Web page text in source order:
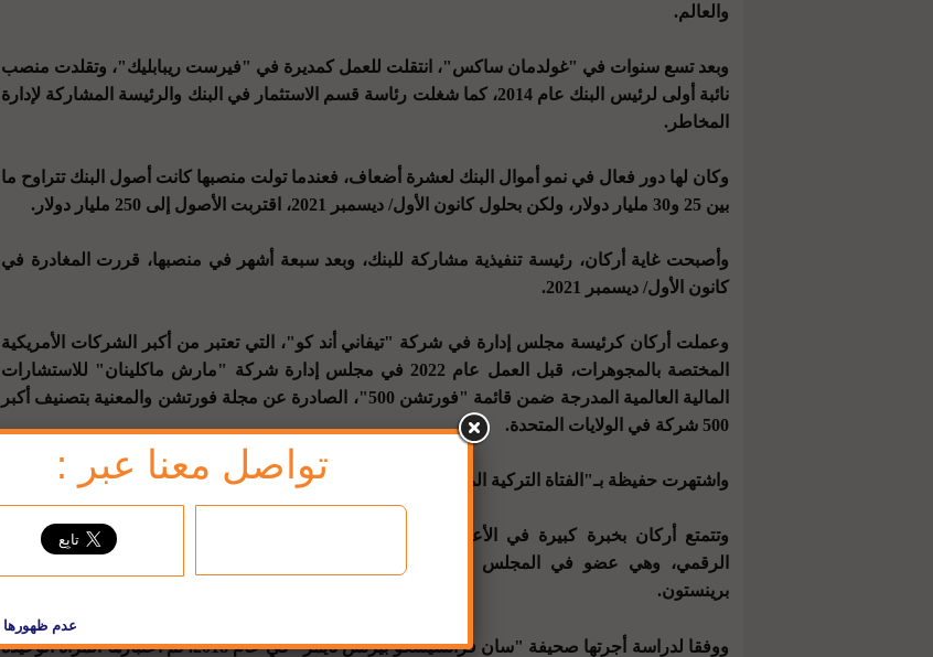
والعالم.
وبعد تسع سنوات في "غولدمان ساكس"، انتقلت للعمل كمديرة في "فيرست ريبابليك"، وتقلدت منصب
نائبة أولى لرئيس البنك عام 2014، كما شغلت رئاسة قسم الاستثمار في البنك والرئيسة المشاركة لإدارة
المخاطر.
وكان لها دور فعال في نمو أموال البنك لعشرة أضعاف، فعندما تولت منصبها كانت أصول البنك تتراوح ما
بين 25 و30 مليار دولار، ولكن بحلول كانون الأول/ ديسمبر 2021، اقتربت الأصول إلى 250 مليار دولار.
وأصبحت غاية أركان، رئيسة تنفيذية مشاركة للبنك، وبعد سبعة أشهر في منصبها، قررت المغادرة في
كانون الأول/ ديسمبر 2021.
وعملت أركان كرئيسة مجلس إدارة في شركة "تيفاني أند كو"، التي تعتبر من أكبر الشركات الأمريكية
المختصة بالمجوهرات، قبل العمل عام 2022 في مجلس إدارة شركة "مارش ماكلينان" للاستشارات
المالية العالمية المدرجة ضمن قائمة "فورتشن 500"، الصادرة عن مجلة فورتشن والمعنية بتصنيف أكبر
500 شركة في الولايات المتحدة.
واشتهرت حفيظة بـ"الفتاة التركية المدهشة"، بسبب حياتها العملية الناجحة في الولايات المتحدة.
وتتمتع أركان بخبرة كبيرة في الأعمال المصرفية والاستثمار وإدارة المخاطر والتكنولوجيا والابتكار
الرقمي، وهي عضو في المجلس الاستشاري لقسم بحوث العمليات والهندسة المالية في جامعة
برينستون.
ووفقا لدراسة أجرتها صحيفة "سان فرانسيسكو بيزنس تايمز" في عام 2018، تم اعتبارها المرأة الوحيدة
تواصل معنا عبر :